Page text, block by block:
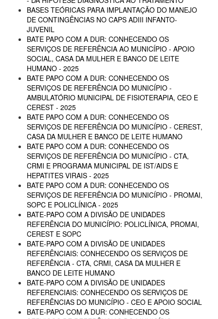
BASES TEÓRICAS PARA IMPLANTAÇÃO DO MANEJO
DE CONTINGÊNCIAS NO CAPS ADIII INFANTO-
JUVENIL
BATE PAPO COM A DUR: CONHECENDO OS
SERVIÇOS DE REFERÊNCIA AO MUNICÍPIO - APOIO
SOCIAL, CASA DA MULHER E BANCO DE LEITE
HUMANO - 2025
BATE PAPO COM A DUR: CONHECENDO OS
SERVIÇOS DE REFERÊNCIA DO MUNICÍPIO -
AMBULATÓRIO MUNICIPAL DE FISIOTERAPIA, CEO E
CEREST - 2025
BATE PAPO COM A DUR: CONHECENDO OS
SERVIÇOS DE REFERÊNCIA DO MUNICÍPIO - CEREST,
CASA DA MULHER E BANCO DE LEITE HUMANO
BATE PAPO COM A DUR: CONHECENDO OS
SERVIÇOS DE REFERÊNCIA DO MUNICÍPIO - CTA,
CRMI E PROGRAMA MUNICIPAL DE IST/AIDS E
HEPATITES VIRAIS - 2025
BATE PAPO COM A DUR: CONHECENDO OS
SERVIÇOS DE REFERÊNCIA DO MUNICÍPIO - PROMAI,
SOPC E POLICLÍNICA - 2025
BATE-PAPO COM A DIVISÃO DE UNIDADES
REFERÊNCIA DO MUNICÍPIO: POLICLÍNICA, PROMAI,
CEREST E SOPC
BATE-PAPO COM A DIVISÃO DE UNIDADES
REFERÊNCIAIS: CONHECENDO OS SERVIÇOS DE
REFERÊNCIA - CTA, CRMI, CASA DA MULHER E
BANCO DE LEITE HUMANO
BATE-PAPO COM A DIVISÃO DE UNIDADES
REFERENCIAIS: CONHECENDO OS SERVIÇOS DE
REFERÊNCIAS DO MUNICÍPIO - CEO E APOIO SOCIAL
BATE-PAPO COM A DUR: CONHECENDO OS